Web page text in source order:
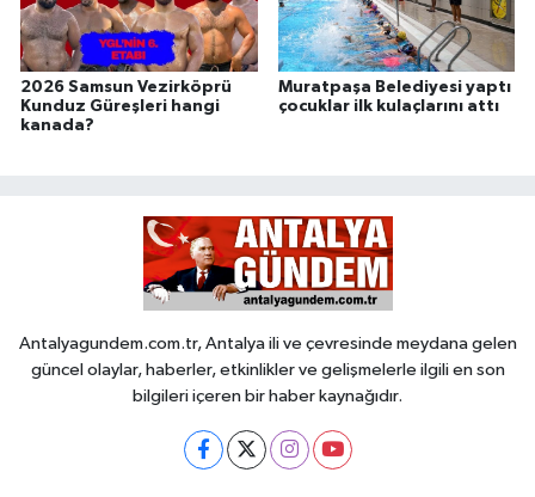
2026 Samsun Vezirköprü
Kunduz Güreşleri hangi
kanada?
Muratpaşa Belediyesi yaptı
çocuklar ilk kulaçlarını attı
Antalyagundem.com.tr, Antalya ili ve çevresinde meydana gelen
güncel olaylar, haberler, etkinlikler ve gelişmelerle ilgili en son
bilgileri içeren bir haber kaynağıdır.